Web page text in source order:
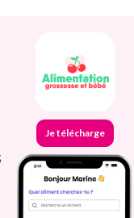
Je télécharge